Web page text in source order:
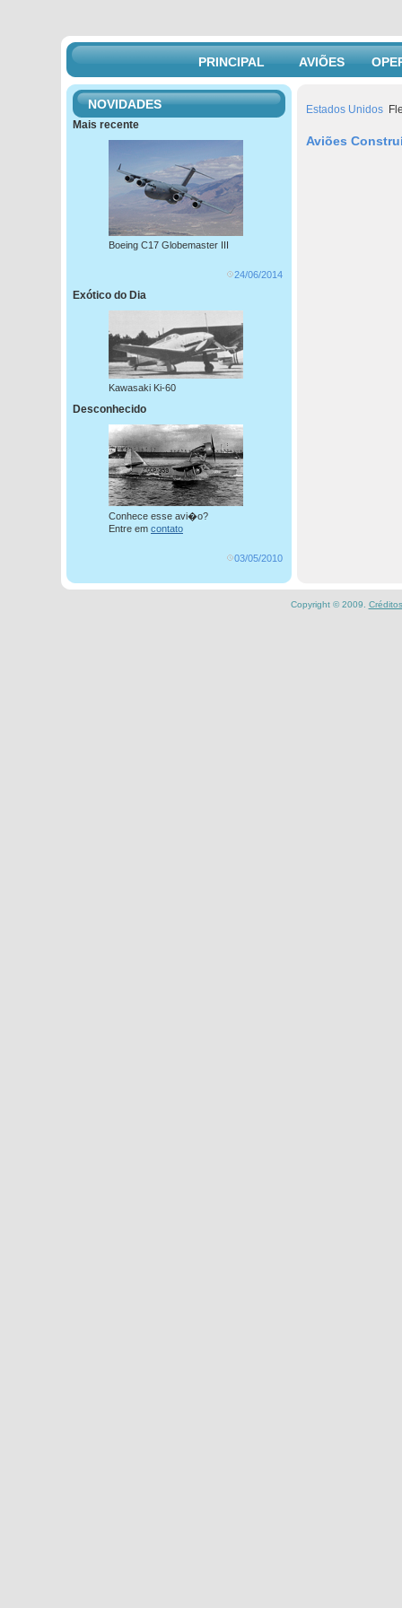
PRINCIPAL AVIÕES
Estados Unidos
Aviões
NOVIDADES
Mais recente
Boeing C17 Globemaster III
24/06/2014
Exótico do Dia
Kawasaki Ki-60
Desconhecido
Conhece esse avi�o?
Entre em contato
03/05/2010
Copyright © 2009. Créditos